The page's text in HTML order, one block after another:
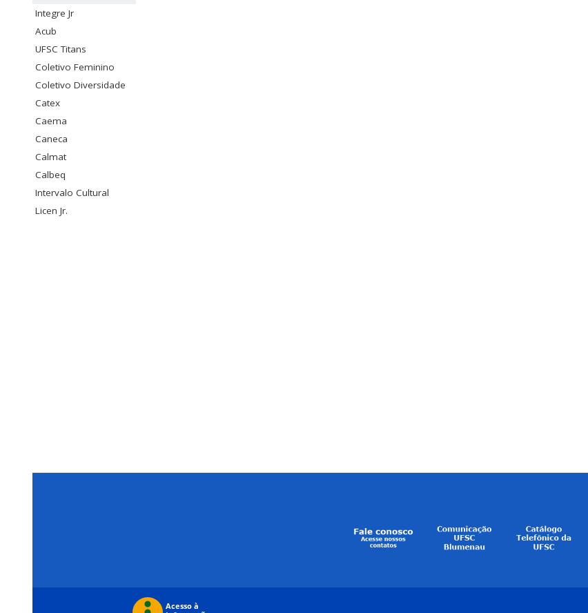
Integre Jr
Acub
UFSC Titans
Coletivo Feminino
Coletivo Diversidade
Catex
Caema
Caneca
Calmat
Calbeq
Intervalo Cultural
Licen Jr.